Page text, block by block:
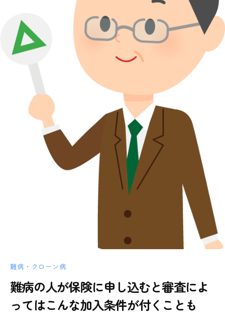
難病・クローン病
難病の人が保険に申し込むと審査によ
ってはこんな加入条件が付くことも